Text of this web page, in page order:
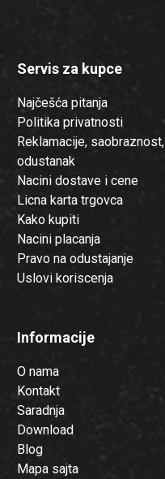
Servis za kupce
Najčešća pitanja
Politika privatnosti
Reklamacije, saobraznost,
odustanak
Nacini dostave i cene
Licna karta trgovca
Kako kupiti
Nacini placanja
Pravo na odustajanje
Uslovi koriscenja
Informacije
O nama
Kontakt
Saradnja
Download
Blog
Mapa sajta